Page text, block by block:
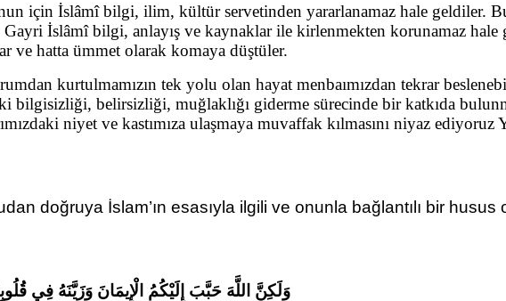
için İslâmî bilgi, ilim, kültür servetinden yararlanamaz hale geldiler.
İslâmî bilgi, anlayış ve kaynaklar ile kirlenmekten korunamaz hale
ve hatta ümmet olarak komaya düştüler.
kurtulmamızın tek yolu olan hayat menbaımızdan tekrar
bilgisizliği, belirsizliği, muğlaklığı giderme sürecinde bir katkıda
niyet ve kastımıza ulaşmaya muvaffak kılmasını niyaz
doğruya İslam’ın esasıyla ilgili ve onunla bağlantılı bir
وَلَكِنَّ اللَّهَ حَبَّبَ إِلَيْكُمُ الْإِيمَانَ وَزَيَّنَهُ فِي